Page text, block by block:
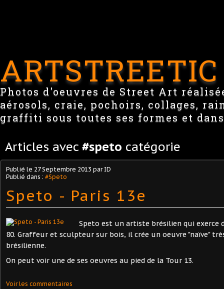
ARTSTREETIC
Photos d'oeuvres de Street Art
aérosols, craie, pochoirs, collages,
graffiti sous toutes ses formes et
Articles avec #speto catégorie
Publié le 27 Septembre 2013 par ID
Publié dans : #Speto
Speto - Paris 13e
Speto est un artiste brésilien qui exerce
80. Graffeur et sculpteur sur bois, il crée un oeuvre "naïve"
brésilienne.
On peut voir une de ses oeuvres au pied de la Tour 13.
Voir les commentaires